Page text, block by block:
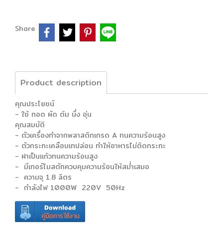
Share
Product description
คุณประโยชน์
- ใช้ ทอด ผัด ต้ม นึ่ง อุ่น
คุณสมบัติ
- ตัวเครื่องทำจากพลาสติกเกรด A ทนความร้อนสูง
- ตัวกระทะเคลือบเทปล่อน ทำให้อาหารไม่ติดกระทะ
- ฝาเป็นแก้วทนความร้อนสูง
- มีเทอร์โมสตัทควบคุมความร้อนให้สม่ำเสมอ
- ความจุ 1.8 ลิตร
- กำลังไฟ 1000W 220V 50Hz